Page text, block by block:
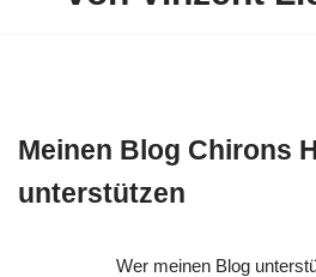
Meinen Blog Chirons
unterstützen
Wer meinen Blog